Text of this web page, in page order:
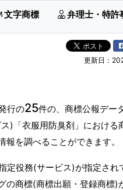
文字商標 弁理士・特許
更新日：
行の25件の、商標公報デー
)「衣服用防臭剤」における
を調べることができます。
定役務(サービス)が指定され
の商標(商標出願・登録商標)